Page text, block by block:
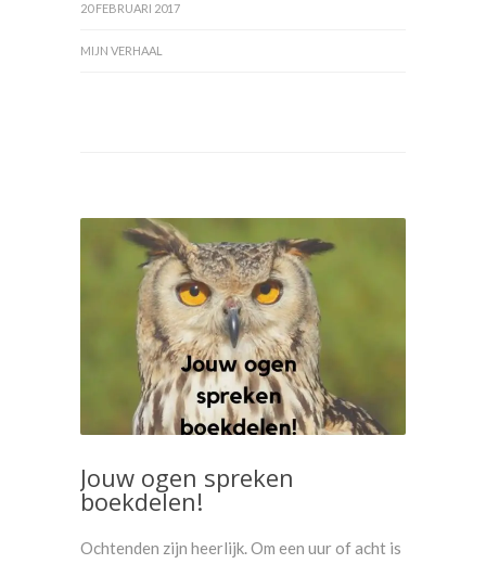
20 FEBRUARI 2017
MIJN VERHAAL
Jouw ogen spreken
boekdelen!
Ochtenden zijn heerlijk. Om een uur of acht is